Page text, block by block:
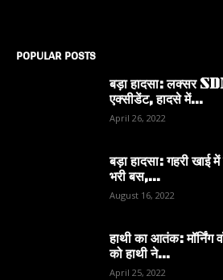
POPULAR POSTS
बड़ा हादसा: लक्सर
एक्सीडेंट, हादसे में...
April 26, 2022
बड़ा हादसा: गहरी खाई
भरी बस,...
August 16, 2022
हाथी का आतंक: मॉर्निंग
को हाथी ने...
April 25, 2022